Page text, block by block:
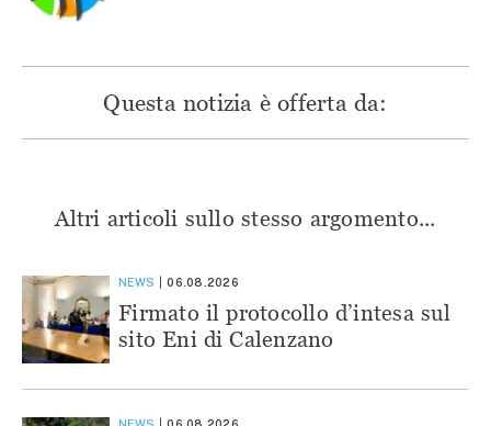
Questa notizia è offerta da:
Altri articoli sullo stesso argomento...
NEWS 06.08.2026
Firmato il protocollo d’intesa sul
sito Eni di Calenzano